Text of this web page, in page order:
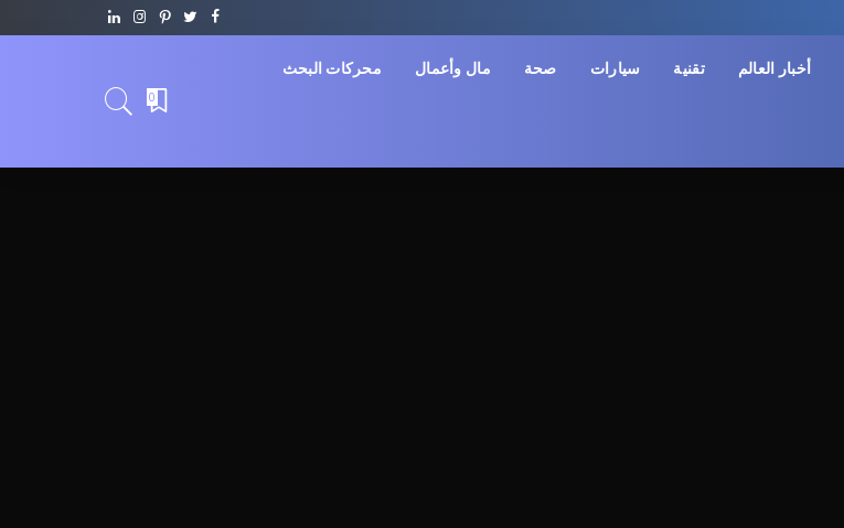
أخبار العالم تقنية سيارات صحة مال وأعمال محركات البحث
0